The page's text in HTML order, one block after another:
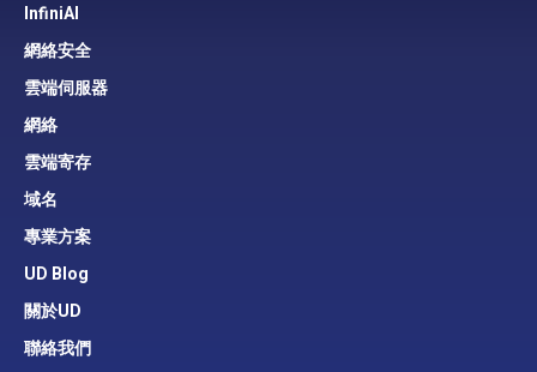
InfiniAI
網絡安全
雲端伺服器
網絡
雲端寄存
域名
專業方案
UD Blog
關於UD
聯絡我們